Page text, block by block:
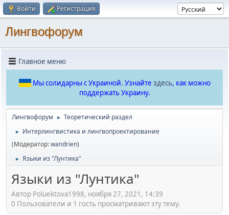
Войти Регистрация
Лингвофорум
Главное меню
Мы солидарны с Украиной. Узнайте здесь, как можно
поддержать Украину.
Лингвофорум ► Теоретический раздел
►
Интерлингвистика и лингвопроектирование
(Модератор:wandrien)
► Языки из "Лунтика"
Языки из "Лунтика"
Автор Poluektova1998, ноября 27, 2021, 14:39
0 Пользователи и 1 гость просматривают эту тему.